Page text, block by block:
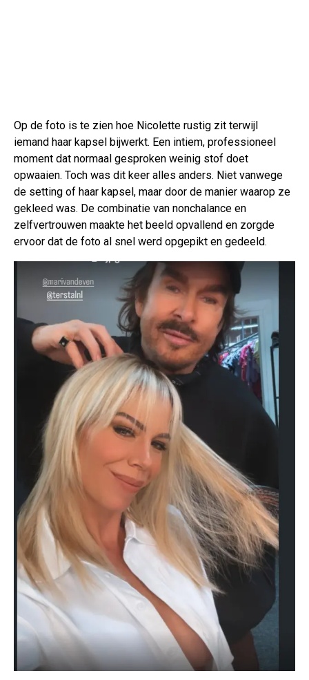
Op de foto is te zien hoe Nicolette rustig zit terwijl
iemand haar kapsel bijwerkt. Een intiem, professioneel
moment dat normaal gesproken weinig stof doet
opwaaien. Toch was dit keer alles anders. Niet vanwege
de setting of haar kapsel, maar door de manier waarop ze
gekleed was. De combinatie van nonchalance en
zelfvertrouwen maakte het beeld opvallend en zorgde
ervoor dat de foto al snel werd opgepikt en gedeeld.